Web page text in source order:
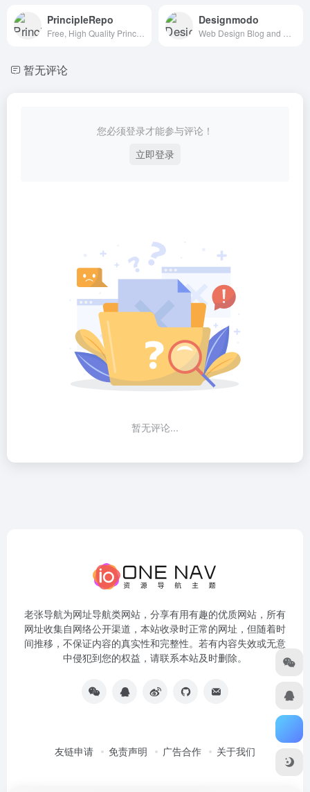
PrincipleRepo Designmodo
暂无评论
您必须登录才能参与评论！
立即登录
暂无评论...
老张导航为网址导航类网站，分享有用有趣的优质网站，所有
网址收集自网络公开渠道，本站收录时正常的网址，但随着时
间推移，不保证内容的真实性和完整性。若有内容失效或无意
中侵犯到您的权益，请联系本站及时删除。
友链申请 免责声明 广告合作 关于我们